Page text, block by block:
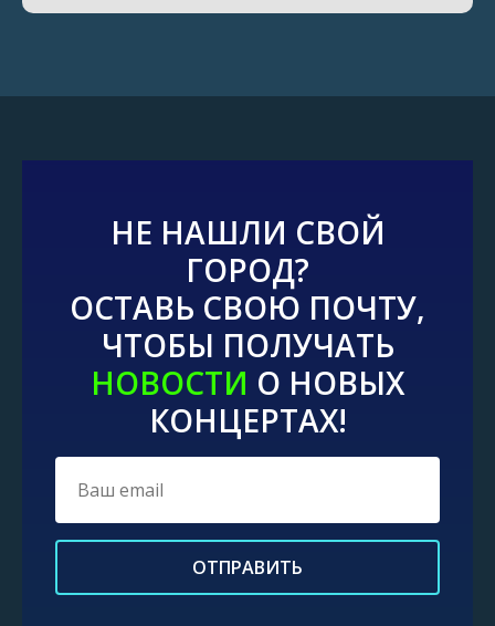
НЕ НАШЛИ СВОЙ
ГОРОД?
ОСТАВЬ СВОЮ ПОЧТУ,
ЧТОБЫ ПОЛУЧАТЬ
НОВОСТИ О НОВЫХ
КОНЦЕРТАХ!
ОТПРАВИТЬ